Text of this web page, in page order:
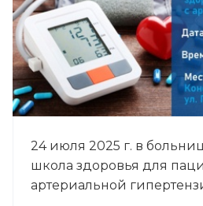
24 июля 2025 г. в
школа здоровья для
артериальной